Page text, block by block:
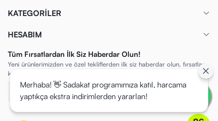
KATEGORİLER
HESABIM
Tüm Fırsatlardan İlk Siz Haberdar Olun!
Yeni ürünlerimizden ve özel tekliflerden ilk siz haberdar olun, fırsatları
kaçırmayın!
Merhaba! 👋 Sadakat programımıza katıl, harcama
yaptıkça ekstra indirimlerden yararlan!